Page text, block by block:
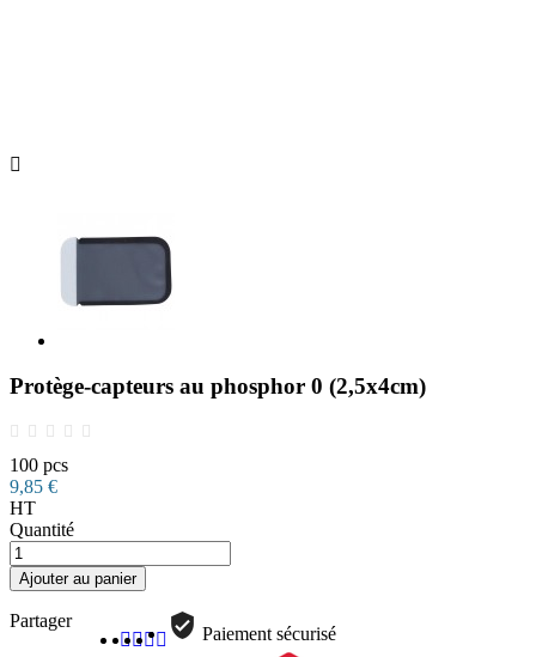

Protège-capteurs au phosphor 0 (2,5x4cm)
100 pcs
9,85 €
HT
Quantité
Ajouter au panier
Partager
Paiement sécurisé